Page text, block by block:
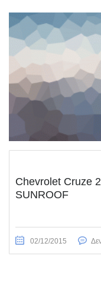
Chevrolet Cruze
SUNROOF
02/12/2015